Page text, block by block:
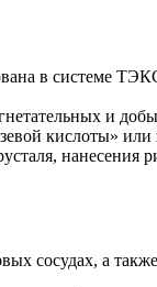
в системе
и
кислоты»
нанесения
а также